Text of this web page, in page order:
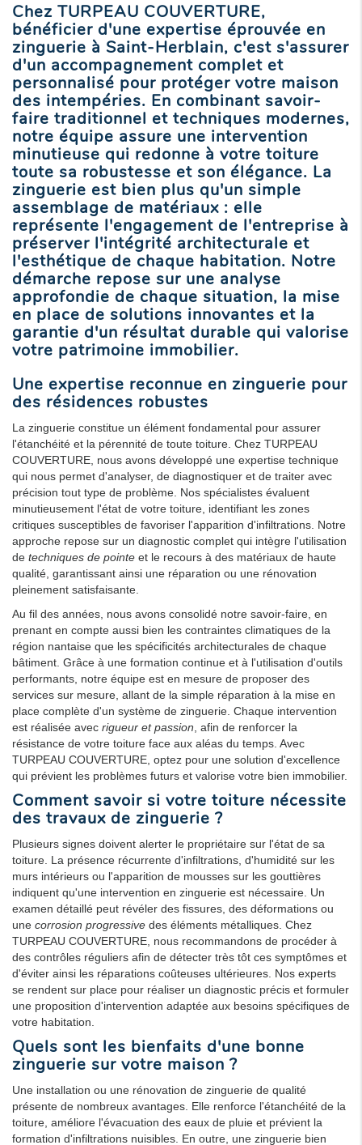
Chez TURPEAU COUVERTURE,
bénéficier d'une expertise éprouvée en
zinguerie à Saint-Herblain, c'est s'assurer
d'un accompagnement complet et
personnalisé pour protéger votre maison
des intempéries. En combinant savoir-
faire traditionnel et techniques modernes,
notre équipe assure une intervention
minutieuse qui redonne à votre toiture
toute sa robustesse et son élégance. La
zinguerie est bien plus qu'un simple
assemblage de matériaux : elle
représente l'engagement de l'entreprise à
préserver l'intégrité architecturale et
l'esthétique de chaque habitation. Notre
démarche repose sur une analyse
approfondie de chaque situation, la mise
en place de solutions innovantes et la
garantie d'un résultat durable qui valorise
votre patrimoine immobilier.
Une expertise reconnue en zinguerie pour
des résidences robustes
La zinguerie constitue un élément fondamental pour assurer
l'étanchéité et la pérennité de toute toiture. Chez TURPEAU
COUVERTURE, nous avons développé une expertise technique
qui nous permet d'analyser, de diagnostiquer et de traiter avec
précision tout type de problème. Nos spécialistes évaluent
minutieusement l'état de votre toiture, identifiant les zones
critiques susceptibles de favoriser l'apparition d'infiltrations. Notre
approche repose sur un diagnostic complet qui intègre l'utilisation
de techniques de pointe et le recours à des matériaux de haute
qualité, garantissant ainsi une réparation ou une rénovation
pleinement satisfaisante.
Au fil des années, nous avons consolidé notre savoir-faire, en
prenant en compte aussi bien les contraintes climatiques de la
région nantaise que les spécificités architecturales de chaque
bâtiment. Grâce à une formation continue et à l'utilisation d'outils
performants, notre équipe est en mesure de proposer des
services sur mesure, allant de la simple réparation à la mise en
place complète d'un système de zinguerie. Chaque intervention
est réalisée avec rigueur et passion, afin de renforcer la
résistance de votre toiture face aux aléas du temps. Avec
TURPEAU COUVERTURE, optez pour une solution d'excellence
qui prévient les problèmes futurs et valorise votre bien immobilier.
Comment savoir si votre toiture nécessite
des travaux de zinguerie ?
Plusieurs signes doivent alerter le propriétaire sur l'état de sa
toiture. La présence récurrente d'infiltrations, d'humidité sur les
murs intérieurs ou l'apparition de mousses sur les gouttières
indiquent qu'une intervention en zinguerie est nécessaire. Un
examen détaillé peut révéler des fissures, des déformations ou
une corrosion progressive des éléments métalliques. Chez
TURPEAU COUVERTURE, nous recommandons de procéder à
des contrôles réguliers afin de détecter très tôt ces symptômes et
d'éviter ainsi les réparations coûteuses ultérieures. Nos experts
se rendent sur place pour réaliser un diagnostic précis et formuler
une proposition d'intervention adaptée aux besoins spécifiques de
votre habitation.
Quels sont les bienfaits d'une bonne
zinguerie sur votre maison ?
Une installation ou une rénovation de zinguerie de qualité
présente de nombreux avantages. Elle renforce l'étanchéité de la
toiture, améliore l'évacuation des eaux de pluie et prévient la
formation d'infiltrations nuisibles. En outre, une zinguerie bien